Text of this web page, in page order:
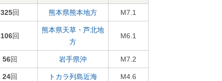
325回 熊本県熊本地方 M7.1
106回
熊本県天草・芦北地
方
M6.1
56回 岩手県沖 M7.2
24回 トカラ列島近海 M4.6